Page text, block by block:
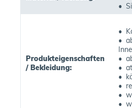
•
Produkteigenschaften
/ Bekleidung:
•
•
•
•
•
•
•
•